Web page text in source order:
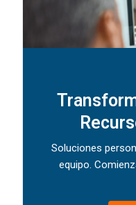
Soluciones
equipo.